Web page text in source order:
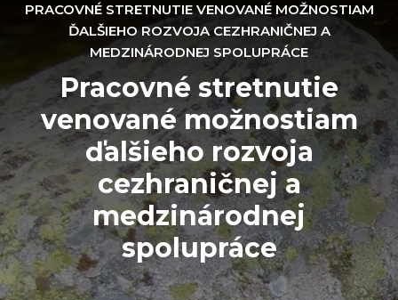
PRACOVNÉ STRETNUTIE VENOVANÉ MOŽNOSTIAM
ĎALŠIEHO ROZVOJA CEZHRANIČNEJ A
MEDZINÁRODNEJ SPOLUPRÁCE
Pracovné stretnutie
venované možnostiam
ďalšieho rozvoja
cezhraničnej a
medzinárodnej
spolupráce